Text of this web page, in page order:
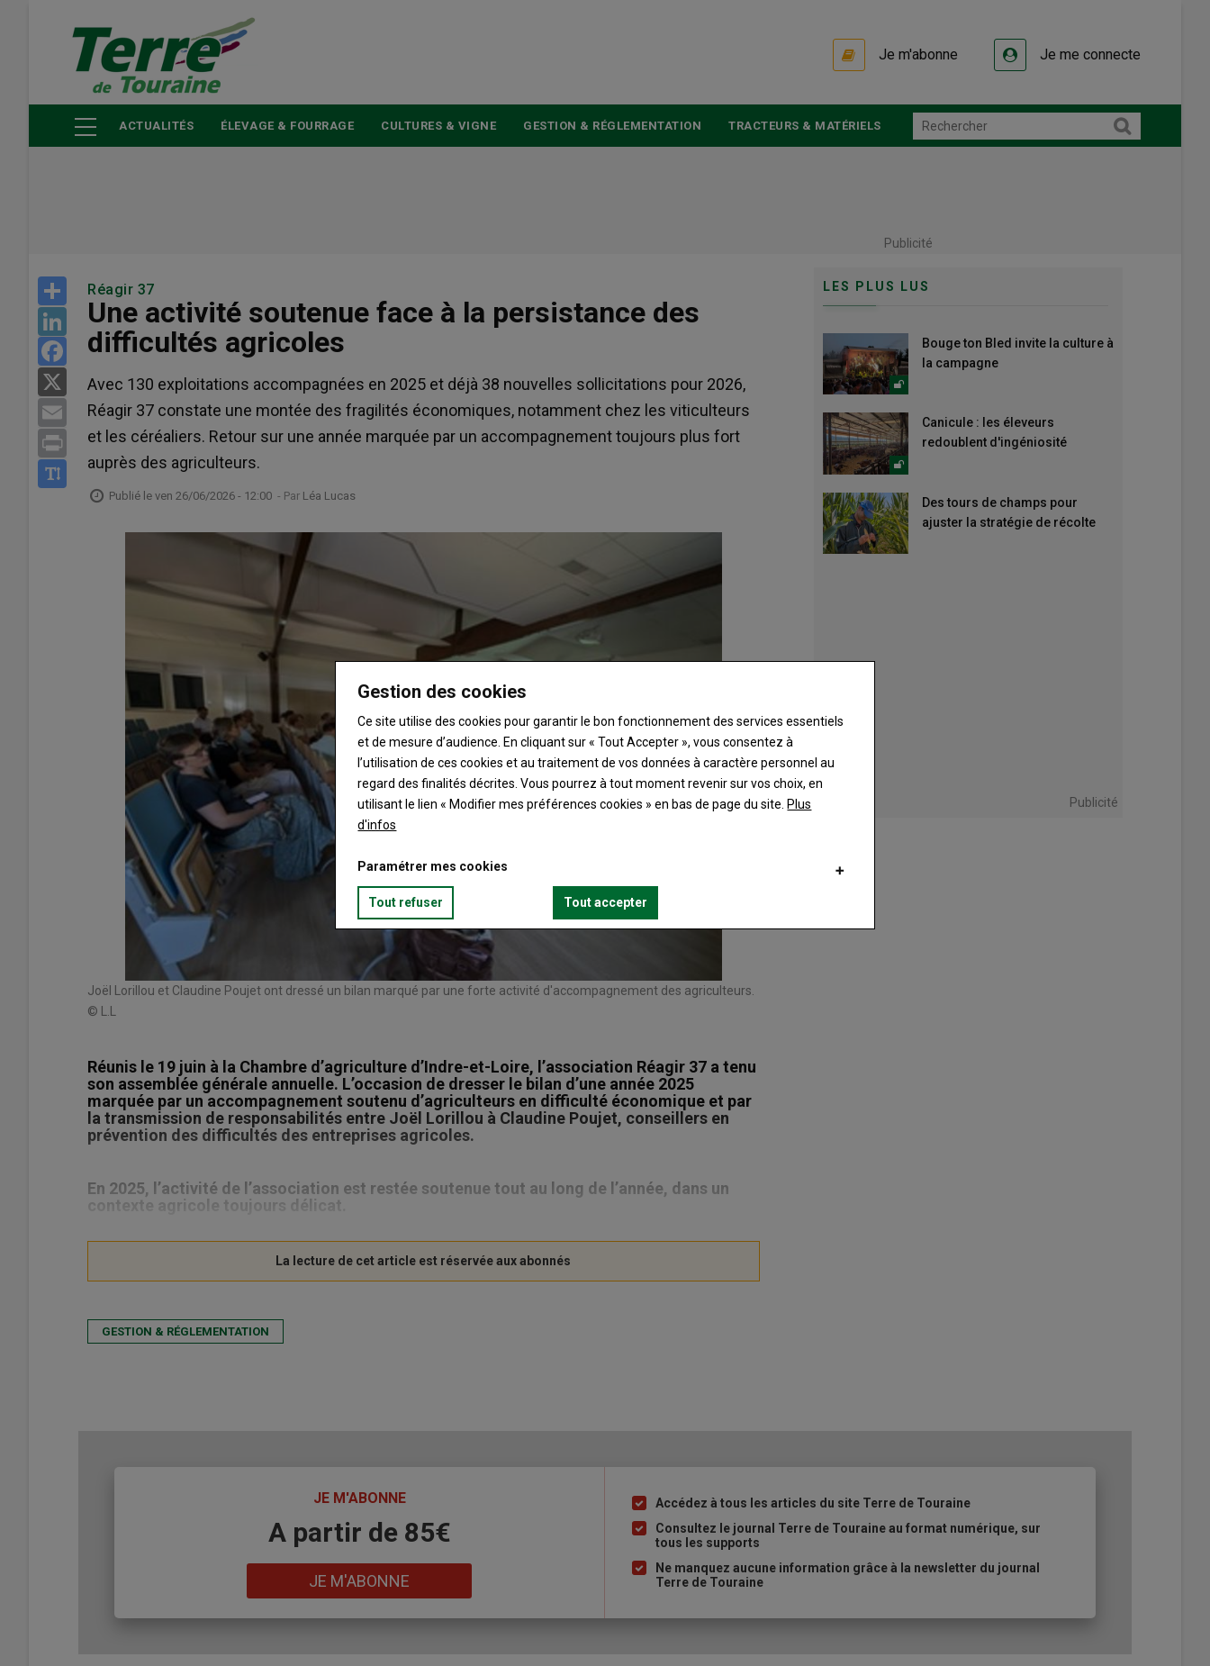
principal
Je m'abonne Je me connecte
ACTUALITÉS ÉLEVAGE & FOURRAGE CULTURES & VIGNE GESTION & RÉGLEMENTATION TRACTEURS & MATÉRIELS
Publicité
Share
LinkedIn
Facebook
Email
Print
Réagir 37
Une activité soutenue face à la persistance des
difficultés agricoles
Avec 130 exploitations accompagnées en 2025 et déjà 38 nouvelles sollicitations pour 2026,
Réagir 37 constate une montée des fragilités économiques, notamment chez les viticulteurs
et les céréaliers. Retour sur une année marquée par un accompagnement toujours plus fort
auprès des agriculteurs.
Publié le ven 26/06/2026 - 12:00 - Par Léa Lucas
Joël Lorillou et Claudine Poujet ont dressé un bilan marqué par une forte activité d'accompagnement des agriculteurs.
© L.L
Réunis le 19 juin à la Chambre d’agriculture d’Indre-et-Loire, l’association Réagir 37 a tenu
son assemblée générale annuelle. L’occasion de dresser le bilan d’une année 2025
marquée par un accompagnement soutenu d’agriculteurs en difficulté économique et par
la transmission de responsabilités entre Joël Lorillou à Claudine Poujet, conseillers en
prévention des difficultés des entreprises agricoles.
En 2025, l’activité de l’association est restée soutenue tout au long de l’année, dans un
contexte agricole toujours délicat.
GESTION & RÉGLEMENTATION
LES PLUS LUS
Bouge ton Bled invite la culture à
la campagne
Canicule : les éleveurs
redoublent d'ingéniosité
Des tours de champs pour
ajuster la stratégie de récolte
Publicité
JE M'ABONNE
A partir de 85€
JE M'ABONNE
Liste
à
puce
Accédez à tous les articles du site Terre de Touraine
Consultez le journal Terre de Touraine au format numérique, sur
tous les supports
Ne manquez aucune information grâce à la newsletter du journal
Terre de Touraine
Gestion des cookies
Ce site utilise des cookies pour garantir le bon fonctionnement des services essentiels
et de mesure d’audience. En cliquant sur « Tout Accepter », vous consentez à
l’utilisation de ces cookies et au traitement de vos données à caractère personnel au
regard des finalités décrites. Vous pourrez à tout moment revenir sur vos choix, en
utilisant le lien « Modifier mes préférences cookies » en bas de page du site. Plus
d'infos
Paramétrer mes cookies
Tout refuser Tout accepter